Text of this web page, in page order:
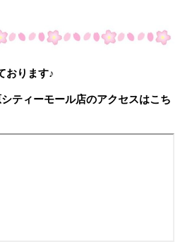
おります♪
ティーモール店のアクセスはこち